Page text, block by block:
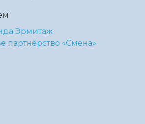
Эрмитаж
партнёрство «Смена»